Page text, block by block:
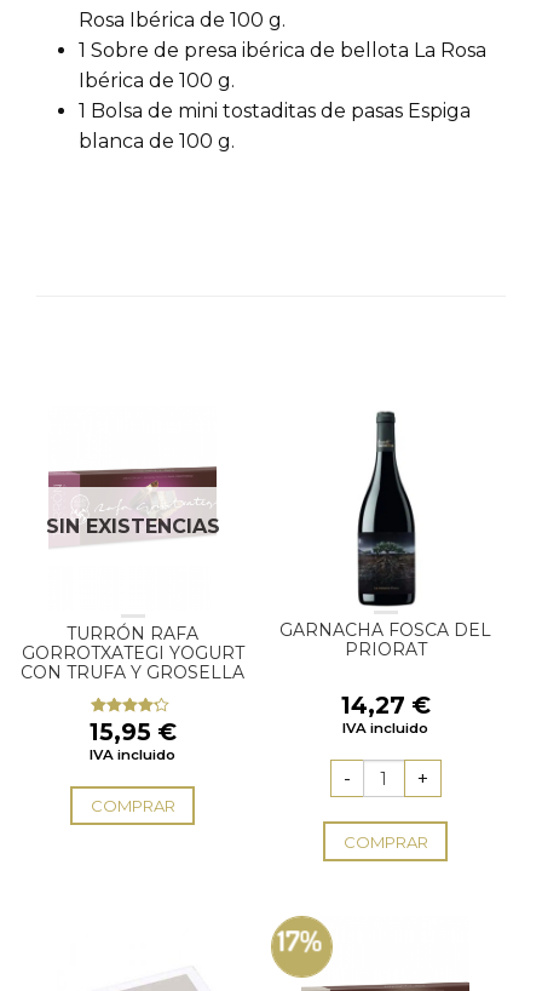
Rosa Ibérica de 100 g.
1 Sobre de presa ibérica de bellota La Rosa
Ibérica de 100 g.
1 Bolsa de mini tostaditas de pasas Espiga
blanca de 100 g.
SIN EXISTENCIAS
TURRÓN RAFA
GORROTXATEGI YOGURT
CON TRUFA Y GROSELLA
Valorado
con4.00
de 5
15,95 €
IVA incluido
COMPRAR
GARNACHA FOSCA DEL
PRIORAT
14,27 €
IVA incluido
COMPRAR
17%